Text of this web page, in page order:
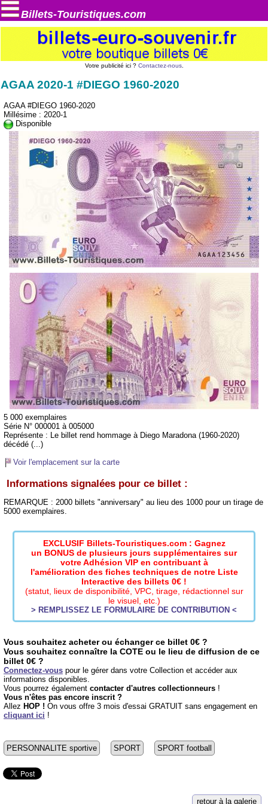
Billets-Touristiques.com
Votre publicité ici ? Contactez-nous.
AGAA 2020-1 #DIEGO 1960-2020
AGAA #DIEGO 1960-2020
Millésime : 2020-1
Disponible
5 000 exemplaires
Série N° 000001 à 005000
Représente : Le billet rend hommage à Diego Maradona (1960-2020)
décédé (...)
Voir l'emplacement sur la carte
Informations signalées pour ce billet :
REMARQUE : 2000 billets "anniversary" au lieu des 1000 pour un tirage de
5000 exemplaires.
EXCLUSIF Billets-Touristiques.com : Gagnez
un BONUS de plusieurs jours supplémentaires sur
votre Adhésion VIP en contribuant à
l'amélioration des fiches techniques de notre Liste
Interactive des billets 0€ !
(statut, lieux de disponibilité, VPC, tirage, rédactionnel sur
le visuel, etc.)
> REMPLISSEZ LE FORMULAIRE DE CONTRIBUTION <
Vous souhaitez acheter ou échanger ce billet 0€ ?
Vous souhaitez connaître la COTE ou le lieu de diffusion de ce
billet 0€ ?
Connectez-vous pour le gérer dans votre Collection et accéder aux
informations disponibles.
Vous pourrez également contacter d'autres collectionneurs !
Vous n'êtes pas encore inscrit ?
Allez HOP ! On vous offre 3 mois d'essai GRATUIT sans engagement en
cliquant ici !
PERSONNALITE sportive SPORT SPORT football
retour à la galerie